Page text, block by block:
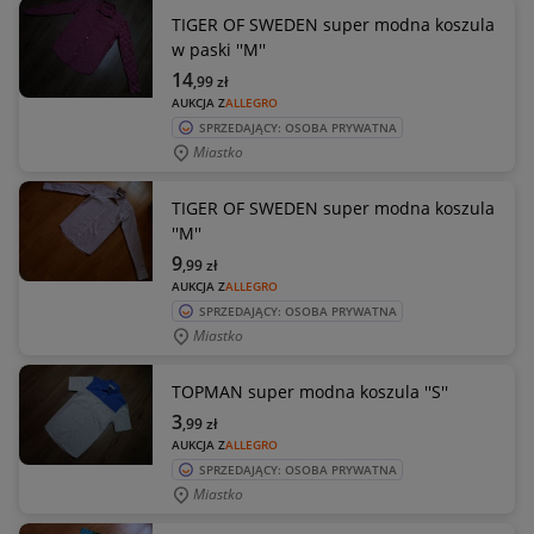
TIGER OF SWEDEN super modna koszula
w paski ''M''
AUKCJA ZALLEGRO
14,99zł
SPRZEDAJĄCY: OSOBA PRYWATNA
Miastko
TIGER OF SWEDEN super modna koszula
''M''
AUKCJA ZALLEGRO
9,99zł
SPRZEDAJĄCY: OSOBA PRYWATNA
Miastko
TOPMAN super modna koszula ''S''
AUKCJA ZALLEGRO
3,99zł
SPRZEDAJĄCY: OSOBA PRYWATNA
Miastko